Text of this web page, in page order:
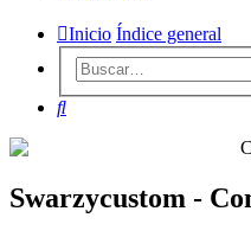
Inicio Índice general
Buscar
Swarzycustom -